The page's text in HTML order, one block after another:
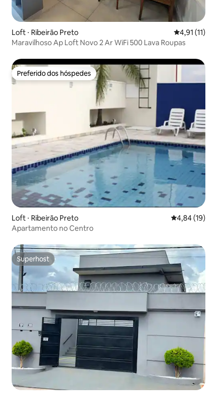
Loft ⋅ Ribeirão Preto 4,91 de uma
4,91 (11)
Maravilhoso Ap Loft Novo 2 Ar WiFi 500 Lava Roupas
Preferido dos hóspedes
Preferido dos hóspedes
Loft ⋅ Ribeirão Preto 4,84 de uma
4,84 (19)
Apartamento no Centro
Superhost
Superhost